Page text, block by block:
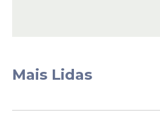
"Nosso treinador, Carlos
Mais Lidas